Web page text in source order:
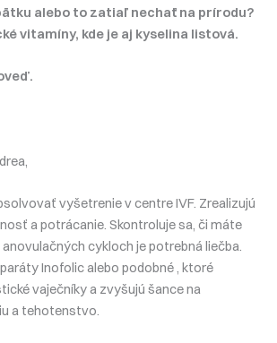
alebo to zatiaľ nechať na prírodu?
vitamíny, kde je aj kyselina listová.
vyšetrenie v centre IVF. Zrealizujú
a potrácanie. Skontroluje sa, či máte
anovulačných cykloch je potrebná liečba.
Inofolic alebo podobné , ktoré
vaječníky a zvyšujú šance na
a tehotenstvo.